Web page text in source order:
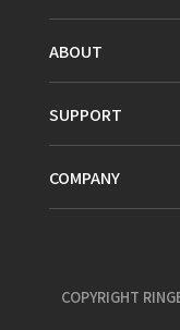
ABOUT
SUPPORT
COMPANY
COPYRIGHT